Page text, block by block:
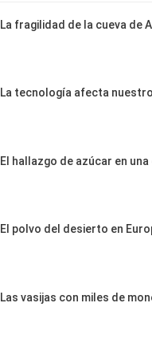
La fragilidad de la cueva de
La tecnología afecta
El hallazgo de azúcar en una
El polvo del desierto en
Las vasijas con miles de